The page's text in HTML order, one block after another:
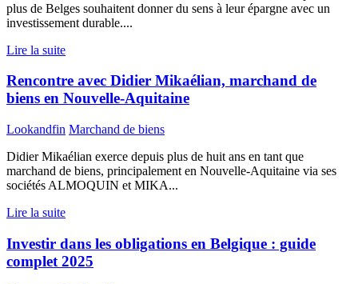
plus de Belges souhaitent donner du sens à leur épargne avec un
investissement durable....
Lire la suite
Rencontre avec Didier Mikaélian, marchand de
biens en Nouvelle-Aquitaine
Lookandfin Marchand de biens
Didier Mikaélian exerce depuis plus de huit ans en tant que
marchand de biens, principalement en Nouvelle-Aquitaine via ses
sociétés ALMOQUIN et MIKA...
Lire la suite
Investir dans les obligations en Belgique : guide
complet 2025